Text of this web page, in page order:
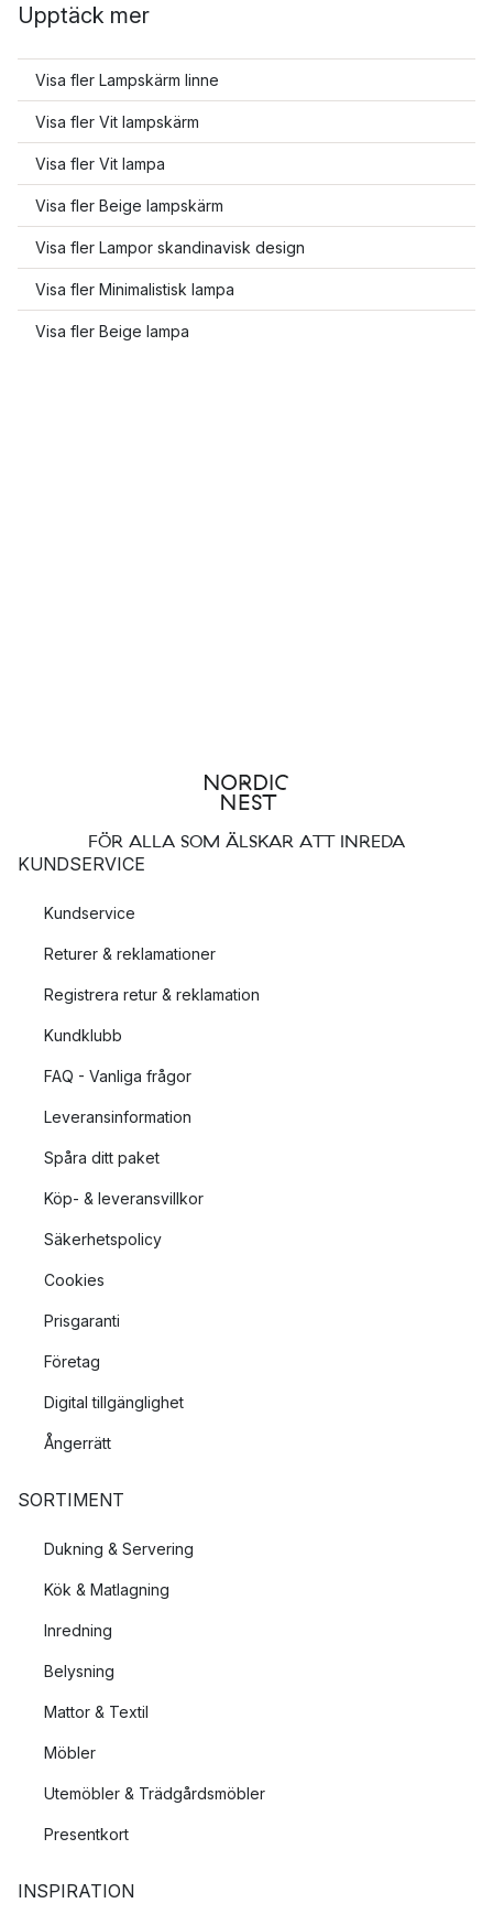
Upptäck mer
Visa fler Lampskärm linne
Visa fler Vit lampskärm
Visa fler Vit lampa
Visa fler Beige lampskärm
Visa fler Lampor skandinavisk design
Visa fler Minimalistisk lampa
Visa fler Beige lampa
FÖR ALLA SOM ÄLSKAR ATT INREDA
KUNDSERVICE
Kundservice
Returer & reklamationer
Registrera retur & reklamation
Kundklubb
FAQ - Vanliga frågor
Leveransinformation
Spåra ditt paket
Köp- & leveransvillkor
Säkerhetspolicy
Cookies
Prisgaranti
Företag
Digital tillgänglighet
Ångerrätt
SORTIMENT
Dukning & Servering
Kök & Matlagning
Inredning
Belysning
Mattor & Textil
Möbler
Utemöbler & Trädgårdsmöbler
Presentkort
INSPIRATION